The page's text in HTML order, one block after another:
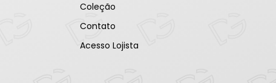
Coleção
Contato
Acesso Lojista